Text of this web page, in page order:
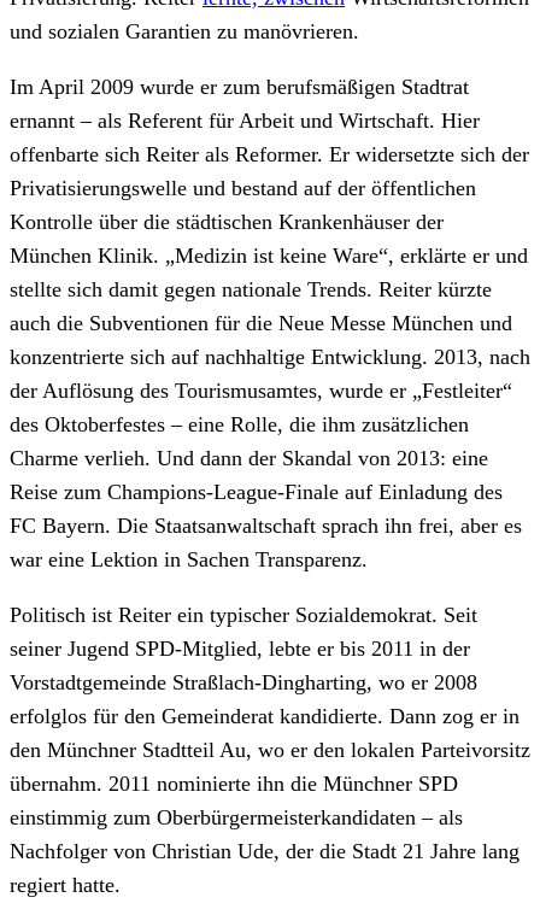
und sozialen Garantien zu manövrieren.
Im April 2009 wurde er zum berufsmäßigen Stadtrat
ernannt – als Referent für Arbeit und Wirtschaft. Hier
offenbarte sich Reiter als Reformer. Er widersetzte sich der
Privatisierungswelle und bestand auf der öffentlichen
Kontrolle über die städtischen Krankenhäuser der
München Klinik. „Medizin ist keine Ware“, erklärte er und
stellte sich damit gegen nationale Trends. Reiter kürzte
auch die Subventionen für die Neue Messe München und
konzentrierte sich auf nachhaltige Entwicklung. 2013, nach
der Auflösung des Tourismusamtes, wurde er „Festleiter“
des Oktoberfestes – eine Rolle, die ihm zusätzlichen
Charme verlieh. Und dann der Skandal von 2013: eine
Reise zum Champions-League-Finale auf Einladung des
FC Bayern. Die Staatsanwaltschaft sprach ihn frei, aber es
war eine Lektion in Sachen Transparenz.
Politisch ist Reiter ein typischer Sozialdemokrat. Seit
seiner Jugend SPD-Mitglied, lebte er bis 2011 in der
Vorstadtgemeinde Straßlach-Dingharting, wo er 2008
erfolglos für den Gemeinderat kandidierte. Dann zog er in
den Münchner Stadtteil Au, wo er den lokalen Parteivorsitz
übernahm. 2011 nominierte ihn die Münchner SPD
einstimmig zum Oberbürgermeisterkandidaten – als
Nachfolger von Christian Ude, der die Stadt 21 Jahre lang
regiert hatte.